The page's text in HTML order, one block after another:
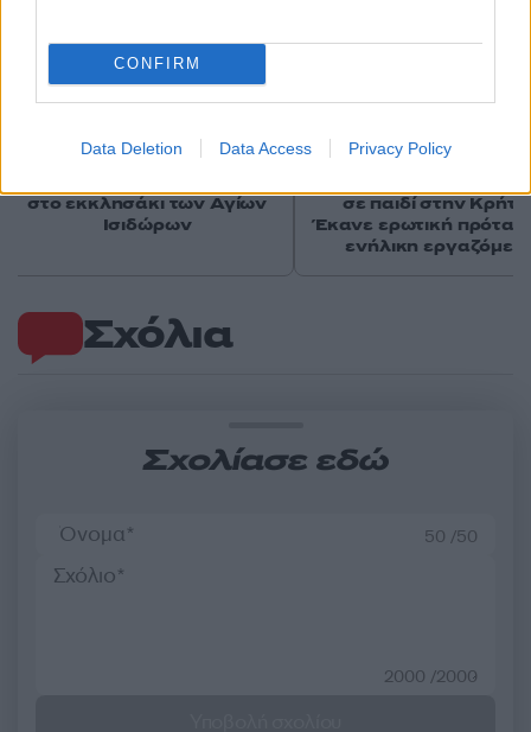
CONFIRM
Data Deletion Data Access Privacy Policy
Σχόλια
Σχολίασε εδώ
50 /50
2000 /2000
Συναγερμός στον
Λυκαβηττό: Βρέθηκε
στο εκκλησάκι των Αγίων
Ισιδώρων
Η αστυνομία
τουρίστας θέλησε
σε παιδί στην
Έκανε ερωτική
ενήλικη